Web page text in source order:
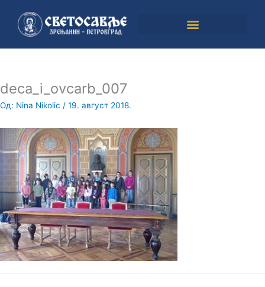
садржај
deca_i_ovcarb_007
Од: Nina Nikolic / 19. август 2018.